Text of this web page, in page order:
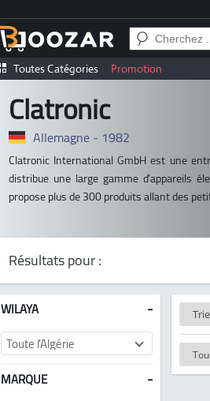
Toutes Catégories Promotion
Clatronic
Allemagne - 1982
Clatronic International GmbH est une
distribue une large gamme d’appareils
propose plus de 300 produits allant des
Résultats pour :
WILAYA -
Toute l'Algérie
MARQUE
-